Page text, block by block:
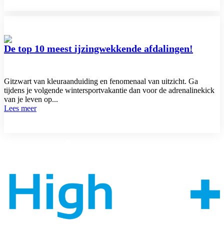
De top 10 meest ijzingwekkende afdalingen!
Gitzwart van kleuraanduiding en fenomenaal van uitzicht. Ga
tijdens je volgende wintersportvakantie dan voor de adrenalinekick
van je leven op...
Lees meer